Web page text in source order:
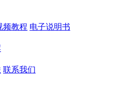
频教程 电子说明书
联系我们